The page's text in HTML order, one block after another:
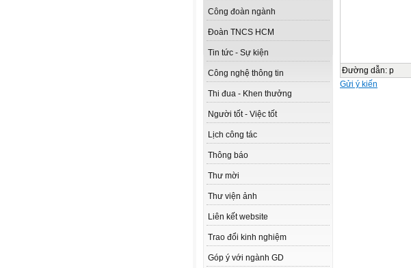
Công đoàn ngành
Đoàn TNCS HCM
Tin tức - Sự kiện
Công nghệ thông tin
Thi đua - Khen thưởng
Người tốt - Việc tốt
Lịch công tác
Thông báo
Thư mời
Thư viện ảnh
Liên kết website
Trao đổi kinh nghiệm
Góp ý với ngành GD
Đường dẫn: p
Gửi ý kiến